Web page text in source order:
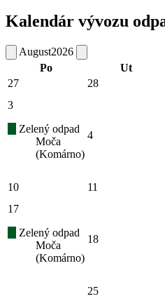
Kalendár vývozu
August2026
Po
Ut
27
28
3
Zelený odpad
Moča
(Komárno)
4
10 11
17
Zelený odpad
Moča
(Komárno)
18
25